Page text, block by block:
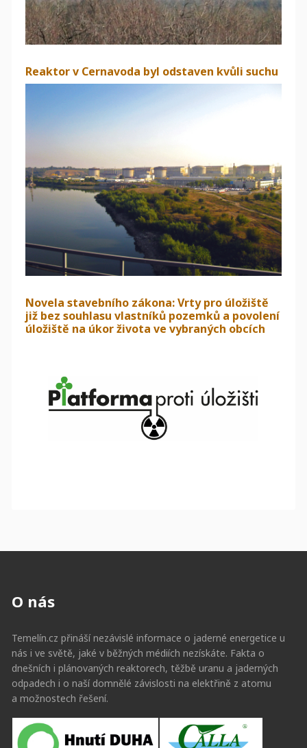
Reaktor v Cernavoda byl odstaven kvůli suchu
Novela stavebního zákona: Vrty pro úložiště
již bez souhlasu vlastníků pozemků a povolení
úložiště na úkor života ve vybraných obcích
O nás
Temelín.cz přináší nezávislé informace o jaderné energetice u
nás i ve světě, jaké v běžných médiích nezískáte. Fakta o
dnešních i plánovaných reaktorech, těžbě uranu a jaderných
odpadech i o naší domnělé závislosti na elektřině z atomu
a možnostech řešení.